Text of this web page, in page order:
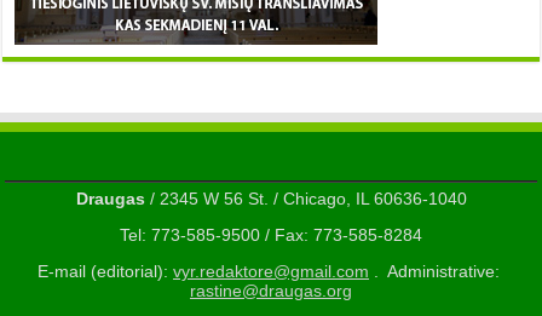
Draugas/ 2345 W 56 St. / Chicago, IL 60636-1040
Tel: 773-585-9500 / Fax: 773-585-8284
E-mail (editorial): vyr.redaktore@gmail.com . Administrative:
rastine@draugas.org